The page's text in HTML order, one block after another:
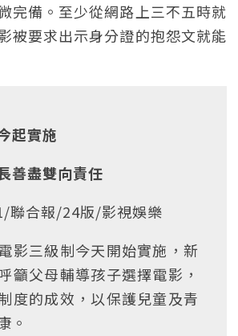
完備。至少從網路上三不五時就
被要求出示身分證的抱怨文就能
起實施
善盡雙向責任
聯合報/24版/影視娛樂
影三級制今天開始實施，新
籲父母輔導孩子選擇電影，
度的成效，以保護兒童及青
。